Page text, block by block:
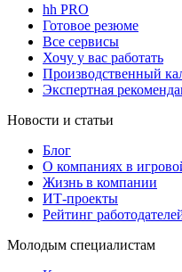
hh PRO
Готовое резюме
Все сервисы
Хочу у вас работать
Производственный
Экспертная
Новости и статьи
Блог
О компаниях в
Жизнь в компании
ИТ-проекты
Рейтинг
Молодым специалистам